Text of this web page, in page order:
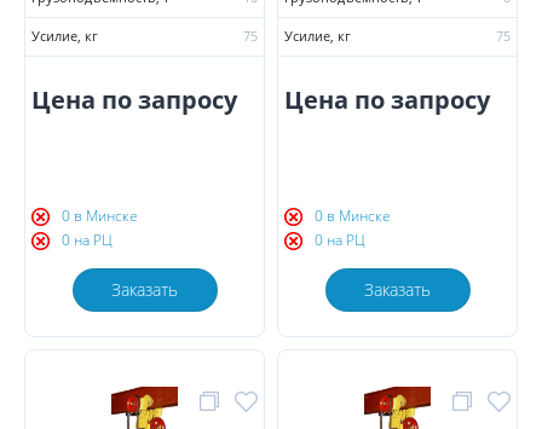
Усилие, кг 75
Цена по запросу
0 в Минске
0 на РЦ
Заказать
Усилие, кг 75
Цена по запросу
0 в Минске
0 на РЦ
Заказать